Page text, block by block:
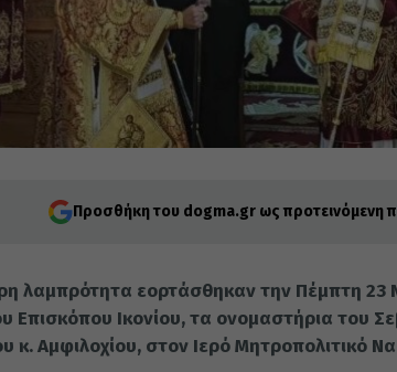
Προσθήκη του dogma.gr ως προτεινόμενη
λαμπρότητα εορτάσθηκαν την Πέμπτη 23
Επισκόπου Ικονίου, τα ονομαστήρια του
κ. Αμφιλοχίου, στον Ιερό Μητροπολιτικό